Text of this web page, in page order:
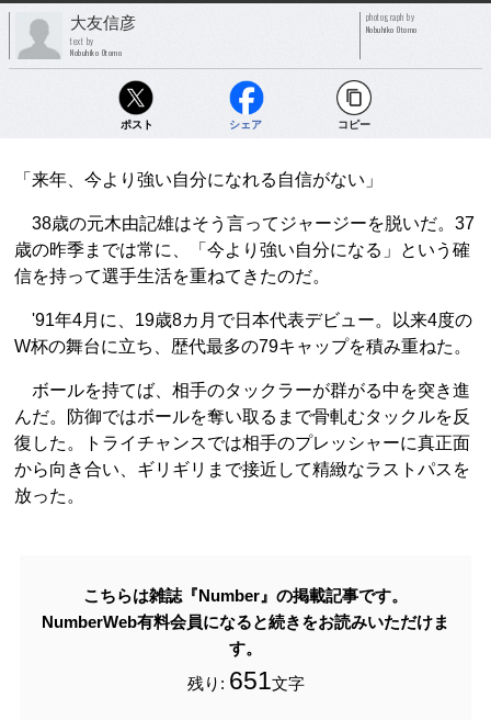
大友信彦
text by
Nobuhiko Otomo
photograph by
Nobuhiko Otomo
ポスト シェア コピー
「来年、今より強い自分になれる自信がない」
38歳の元木由記雄はそう言ってジャージーを脱いだ。37
歳の昨季までは常に、「今より強い自分になる」という確
信を持って選手生活を重ねてきたのだ。
'91年4月に、19歳8カ月で日本代表デビュー。以来4度の
W杯の舞台に立ち、歴代最多の79キャップを積み重ねた。
ボールを持てば、相手のタックラーが群がる中を突き進
んだ。防御ではボールを奪い取るまで骨軋むタックルを反
復した。トライチャンスでは相手のプレッシャーに真正面
から向き合い、ギリギリまで接近して精緻なラストパスを
放った。
こちらは雑誌『Number』の掲載記事です。
NumberWeb有料会員になると続きをお読みいただけま
す。
残り: 651文字